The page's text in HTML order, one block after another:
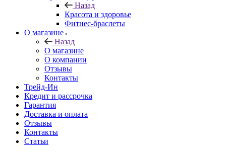
Назад
Красота и здоровье
Фитнес-браслеты
О магазине
Назад
О магазине
О компании
Отзывы
Контакты
Трейд-Ин
Кредит и рассрочка
Гарантия
Доставка и оплата
Отзывы
Контакты
Статьи